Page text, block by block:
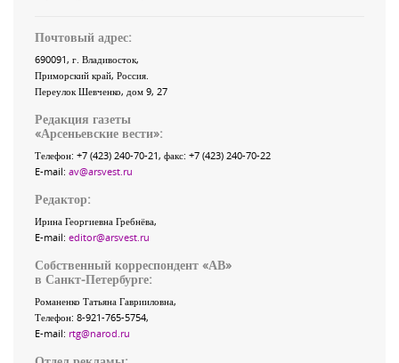
Почтовый адрес:
690091, г. Владивосток,
Приморский край, Россия
Переулок Шевченко, дом 9, 27
Редакция газеты
«Арсеньевские вести»:
Телефон: +7 (423) 240-70-21, факс: +7 (423) 240-70-22
E-mail: av@arsvest.ru
Редактор:
Ирина Георгиевна Гребнёва,
E-mail: editor@arsvest.ru
Собственный корреспондент «АВ»
в Санкт-Петербурге:
Романенко Татьяна Гаврииловна,
Телефон: 8-921-765-5754,
E-mail: rtg@narod.ru